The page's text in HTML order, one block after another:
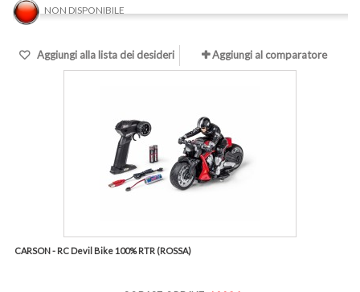
NON DISPONIBILE
Aggiungi alla lista dei desideri Aggiungi al comparatore
CARSON - RC Devil Bike 100% RTR (ROSSA)